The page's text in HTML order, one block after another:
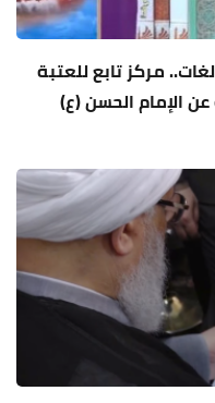
بثماني لغات.. مركز تابع للعتبة
الإمام الحسن (ع)